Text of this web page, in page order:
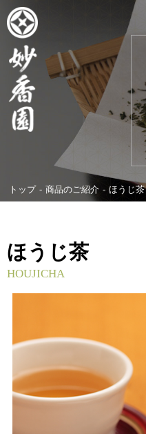
トップ 商品のご紹介 ほうじ茶
ほうじ茶
HOUJICHA